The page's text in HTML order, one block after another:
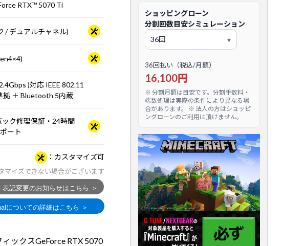
RTX™ 5070 Ti
/ デュアルチャネル)
)対応 IEEE 802.11
拠 ＋ Bluetooth 5内蔵
ク修理保証・24時間
ート
カスタマイズ可
マイズできない場合がございます
ックスGeForce RTX 5070
ショッピングローン
分割回数目安シミュレーション
36回払い（税込/月額）
16,100円
※ 分割月額は目安です。分割手数料・
端数処理は実際の条件により異なる場
合があります。 ※ 法人の方はショッピ
ングローンのご利用は頂けません。